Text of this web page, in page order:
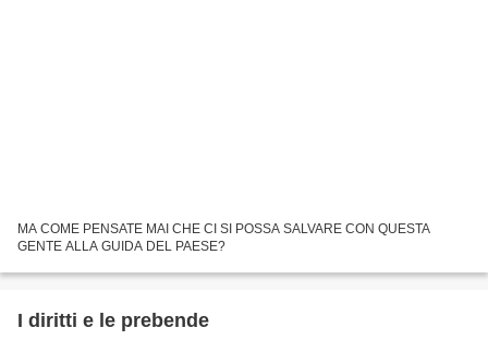
MA COME PENSATE MAI CHE CI SI POSSA SALVARE CON QUESTA
GENTE ALLA GUIDA DEL PAESE?
I diritti e le prebende